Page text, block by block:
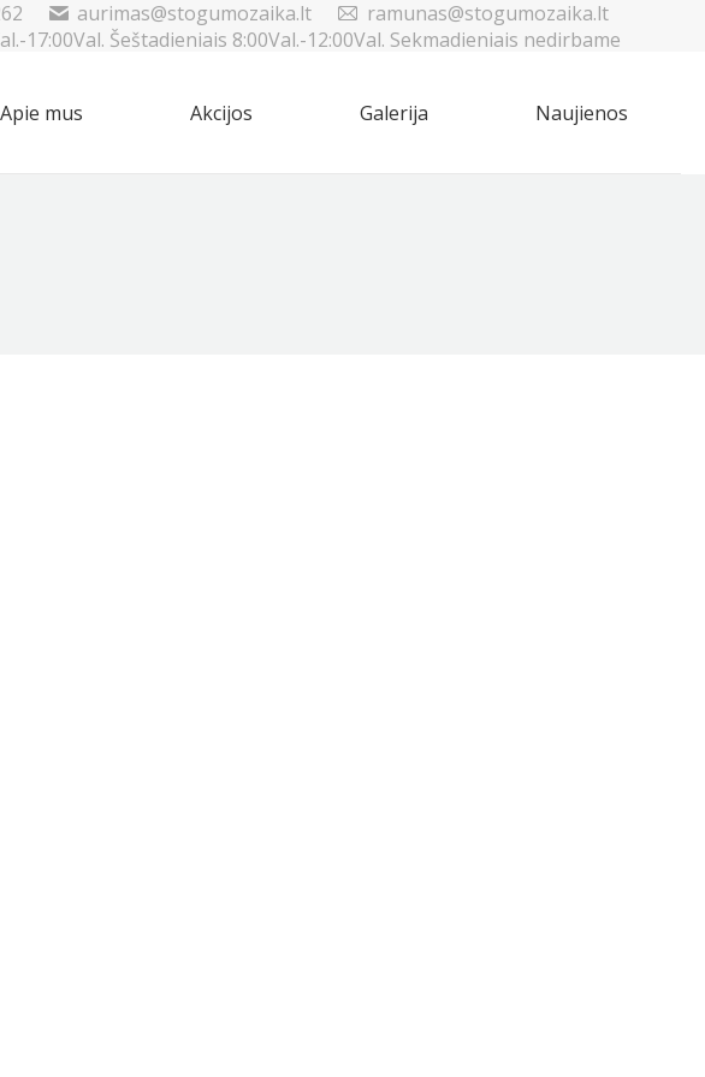
aurimas@stogumozaika.lt
ramunas@stogumozaika.lt
17:00Val. Šeštadieniais 8:00Val.-12:00Val. Sekmadieniais nedirbame
Apie mus Akcijos Galerija Naujienos
mus Akcijos Galerija Naujienos